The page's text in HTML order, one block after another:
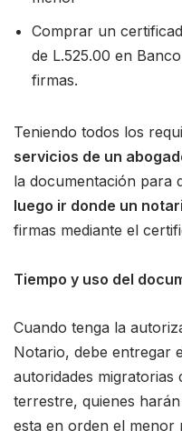
Comprar un
de L.525.00 en
firmas.
Teniendo todos los
servicios de un
la documentación para
luego ir donde un
firmas mediante el
Tiempo y uso del
Cuando tenga la
Notario, debe entregar
autoridades
terrestre, quienes
esta en orden el menor